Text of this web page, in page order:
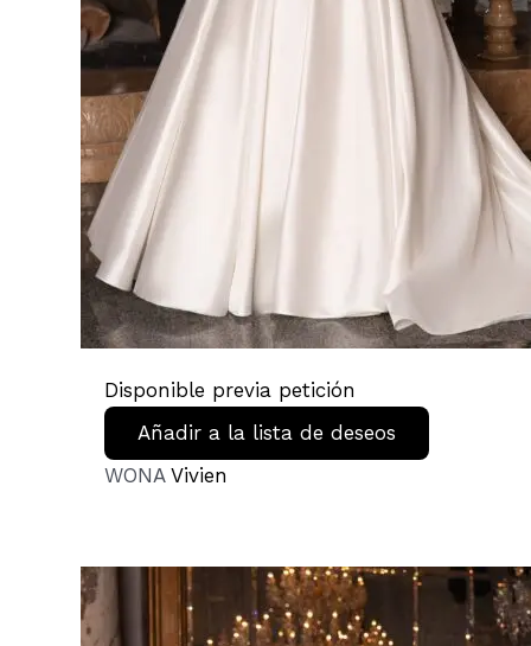
Disponible previa petición
Añadir a la lista de deseos
WONAVivien